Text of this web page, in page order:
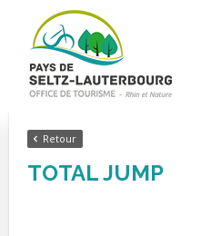
Retour
TOTAL JUMP